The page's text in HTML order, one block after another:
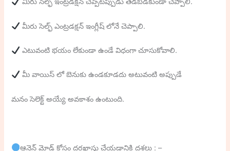
మీరు సెల్ఫ్ ఎంట్రడక్షన్ ఇంగ్లీష్ లోనే చెప్పాలి.
ఎటువంటి భయం లేకుండా ఉండే విధంగా చూసుకోవాలి.
మీ వాయిస్ లో బెనుకు ఉండకూడదు అటువంటి అప్పుడే
మనం సెలెక్ట్ అయ్యే అవకాశం ఉంటుంది.
ఆన్లైన్ మోడ్ కోసం దరఖాస్తు చేయడానికి దశలు : –